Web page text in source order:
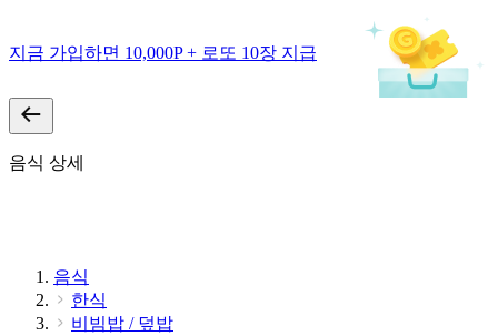
지금 가입하면 10,000P + 로또 10장 지급
음식 상세
음식
한식
비빔밥 / 덮밥